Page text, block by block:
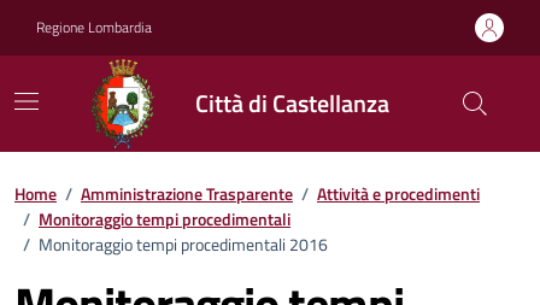
Regione Lombardia
Città di Castellanza
Home / Amministrazione Trasparente / Attività e procedimenti
/ Monitoraggio tempi procedimentali
/ Monitoraggio tempi procedimentali 2016